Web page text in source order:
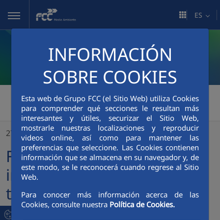
Saltar al contenido principal
INFORMACIÓN
SOBRE COOKIES
Esta web de Grupo FCC (el Sitio Web) utiliza Cookies
para comprender qué secciones le resultan más
interesantes y útiles, securizar el Sitio Web,
mostrarle nuestras localizaciones y reproducir
videos online, así como para mantener las
preferencias que seleccione. Las Cookies contienen
información que se almacena en su navegador y, de
este modo, se le reconocerá cuando regrese al Sitio
Web.
Para conocer más información acerca de las
Cookies, consulte nuestra Política de Cookies.
ES
FCC Medio Ambiente >
FCC Medio Ambiente implementa con gran éxito tecnologías de e-movilidad en los servicios de mantenimiento de edificios e instalaciones para el Institut Català de la Salut
27/11/2020
FCC Medio Ambiente
implementa con gran éxito
tecnologías de e-movilidad
en los servicios de